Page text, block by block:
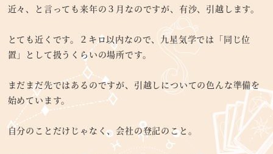
近々、と言っても来年の３月なのですが、有沙、引越します。
とても近くです。２キロ以内なので、九星気学では「同じ位
置」として扱うくらいの場所です。
まだまだ先ではあるのですが、引越しについての色んな準備を
始めています。
自分のことだけじゃなく、会社の登記のこと。